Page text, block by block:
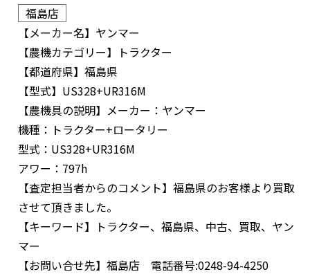
福島店
【メーカー名】 ヤンマー
【農機カテゴリー】
トラクター
【都道府県】 福島県
【型式】 US328+UR316M
【農機具の説明】 メーカー：ヤンマー
機種：トラクター+ロータリー
型式：US328+UR316M
アワー：797h
【査定担当者からのコメント】 福島県のお客様より買取
させて頂きました。
【キーワード】
トラクター、福島県、中古、買取、ヤン
マー
【お問い合せ先】 福島店 電話番号:0248-94-4250